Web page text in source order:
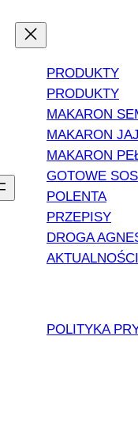
PRODUKTY
PRODUKTY
MAKARON
MAKARON
MAKARON
GOTOWE
POLENTA
PRZEPISY
DROGA
AKTUALNOŚCI
POLITYKA